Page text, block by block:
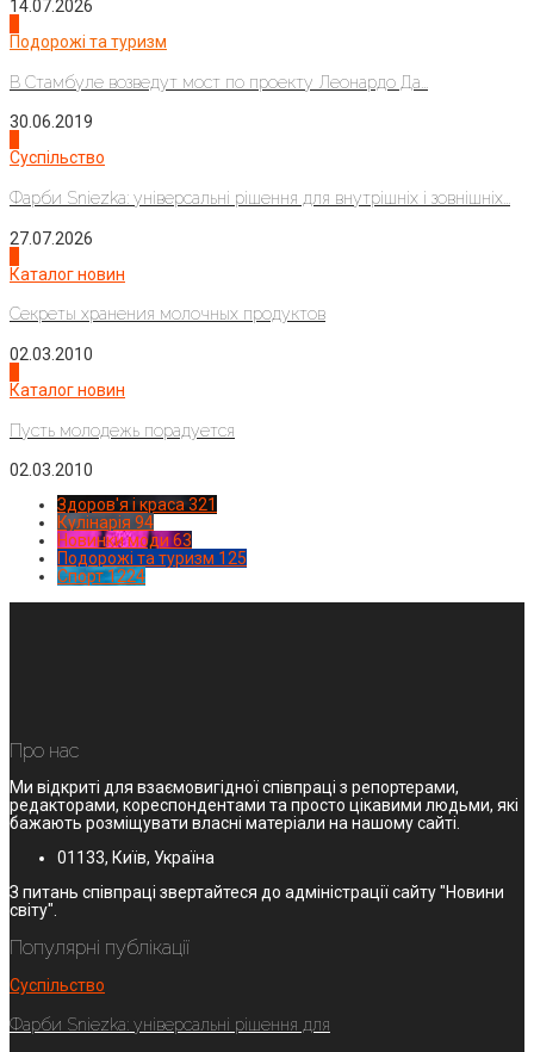
14.07.2026
Подорожі та туризм
В Стамбуле возведут мост по проекту Леонардо Да...
30.06.2019
Суспільство
Фарби Sniezka: універсальні рішення для внутрішніх і зовнішніх...
27.07.2026
Каталог новин
Секреты хранения молочных продуктов
02.03.2010
Каталог новин
Пусть молодежь порадуется
02.03.2010
Здоров'я і краса 321
Кулінарія 94
Новинки моди 63
Подорожі та туризм 125
Спорт1224
Про нас
Ми відкриті для взаємовигідної співпраці з репортерами,
редакторами, кореспондентами та просто цікавими людьми, які
бажають розміщувати власні матеріали на нашому сайті.
01133, Київ, Україна
З питань співпраці звертайтеся до адміністрації сайту "Новини
світу".
Популярні публікації
Суспільство
Фарби Sniezka: універсальні рішення для